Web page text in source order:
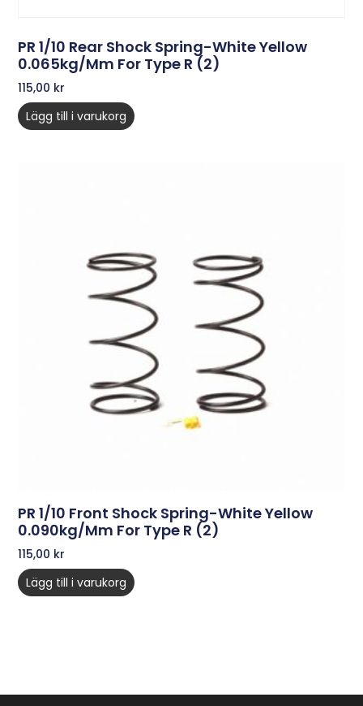
PR 1/10 Rear Shock Spring-White Yellow
0.065kg/mm For Type R (2)
115,00 kr
Lägg till i varukorg
PR 1/10 Front Shock Spring-White Yellow
0.090kg/mm For Type R (2)
115,00 kr
Lägg till i varukorg